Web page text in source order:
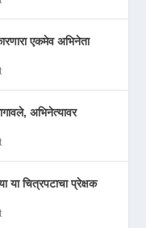
एकमेव अभिनेता
अभिनेत्यावर
या चित्रपटाचा प्रेक्षक